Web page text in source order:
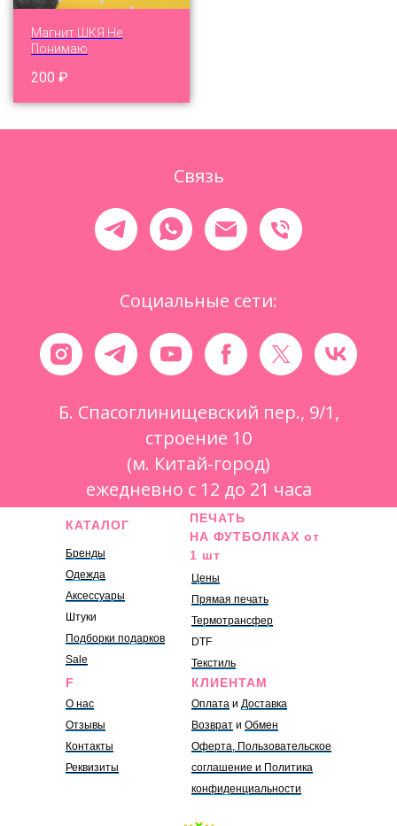
Магнит ШКЯ Не
Понимаю
200 ₽
Связь
Социальные сети:
Б. Спасоглинищевский пер., 9/1,
строение 10
(м. Китай-город)
ежедневно с 12 до 21 часа
КАТАЛОГ
Бренды
Одежда
Аксессуары
Штуки
Подборки подарков
Sale
ПЕЧАТЬ
НА ФУТБОЛКАХ от
1 шт
Цены
Прямая печать
Термотрансфер
DTF
Текстиль
F
О нас
Отзывы
Контакты
Реквизиты
КЛИЕНТАМ
Оплата и Доставка
Возврат и Обмен
Оферта, Пользовательское
соглашение и Политика
конфиденциальности